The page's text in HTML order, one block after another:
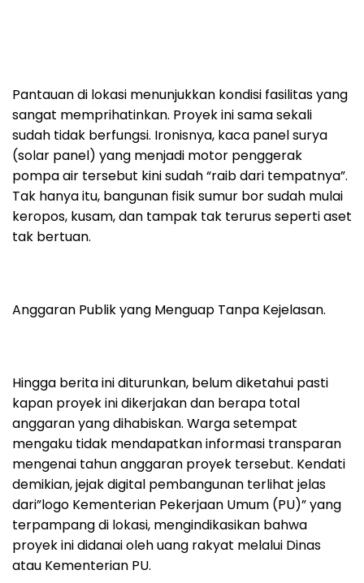
Pantauan di lokasi menunjukkan kondisi fasilitas yang
sangat memprihatinkan. Proyek ini sama sekali
sudah tidak berfungsi. Ironisnya, kaca panel surya
(solar panel) yang menjadi motor penggerak
pompa air tersebut kini sudah “raib dari tempatnya”.
Tak hanya itu, bangunan fisik sumur bor sudah mulai
keropos, kusam, dan tampak tak terurus seperti aset
tak bertuan.
Anggaran Publik yang Menguap Tanpa Kejelasan.
Hingga berita ini diturunkan, belum diketahui pasti
kapan proyek ini dikerjakan dan berapa total
anggaran yang dihabiskan. Warga setempat
mengaku tidak mendapatkan informasi transparan
mengenai tahun anggaran proyek tersebut. Kendati
demikian, jejak digital pembangunan terlihat jelas
dari”logo Kementerian Pekerjaan Umum (PU)” yang
terpampang di lokasi, mengindikasikan bahwa
proyek ini didanai oleh uang rakyat melalui Dinas
atau Kementerian PU.